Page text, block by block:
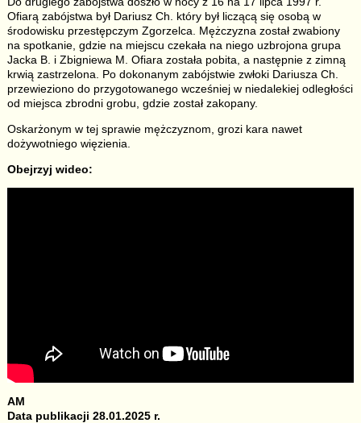
Ofiarą zabójstwa był Dariusz Ch. który był liczącą się osobą w
środowisku przestępczym Zgorzelca. Mężczyzna został zwabiony
na spotkanie, gdzie na miejscu czekała na niego uzbrojona grupa
Jacka B. i Zbigniewa M. Ofiara została pobita, a następnie z zimną
krwią zastrzelona. Po dokonanym zabójstwie zwłoki Dariusza Ch.
przewieziono do przygotowanego wcześniej w niedalekiej odległości
od miejsca zbrodni grobu, gdzie został zakopany.
Oskarżonym w tej sprawie mężczyznom, grozi kara nawet
dożywotniego więzienia.
Obejrzyj wideo:
AM
Data publikacji 28.01.2025 r.